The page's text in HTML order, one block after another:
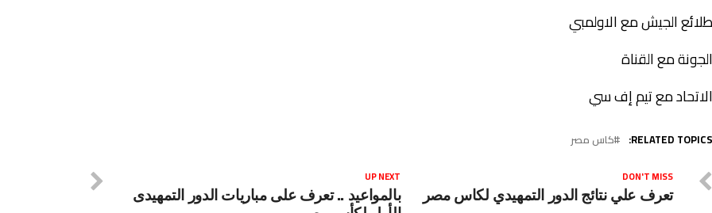
طلائع الجيش مع الاولمبي
الجونة مع القناة
الاتحاد مع تيم إف سي
RELATED TOPICS: كاس مصر
UP NEXT
بالمواعيد .. تعرف على مباريات الدور التمهيدى
DON'T MISS
تعرف علي نتائج الدور التمهيدي لكاس مصر